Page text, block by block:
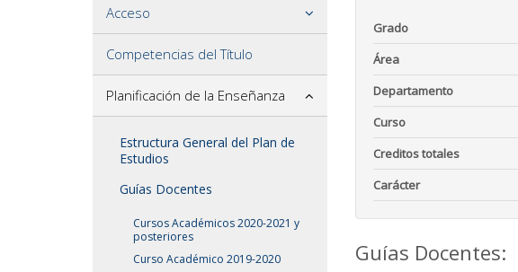
Acceso
Competencias del Título
Planificación de la Enseñanza
Estructura General del Plan de
Estudios
Guías Docentes
Cursos Académicos 2020-2021 y
posteriores
Curso Académico 2019-2020
Grado
Área
Departamento
Curso
Creditos totales
Carácter
Guías Docentes: